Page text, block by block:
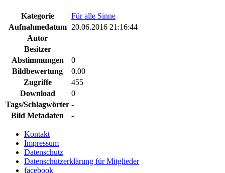
Kategorie
Für alle Sinne
Aufnahmedatum
20.06.2016 21:16:44
Autor
Besitzer
Abstimmungen
0
Bildbewertung
0.00
Zugriffe
455
Download
0
Tags/Schlagwörter -
Bild Metadaten
-
Kontakt
Impressum
Datenschutz
Datenschutzerklärung für Mitglieder
facebook